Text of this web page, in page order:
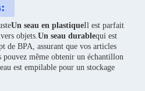
Un seau en plastiqueIl est parfait
objets.Un seau durablequi est
de BPA, assurant que vos articles
pouvez même obtenir un échantillon
est empilable pour un stockage